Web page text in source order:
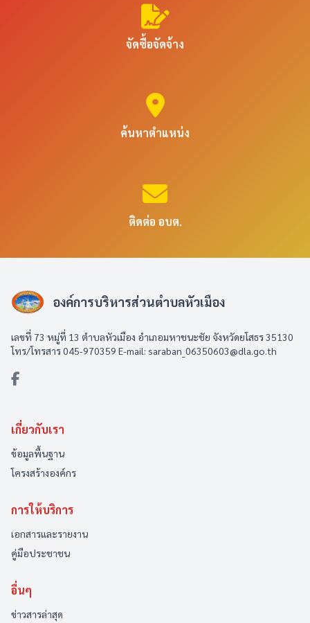
จัดซื้อจัดจ้าง
ค้นหาตำแหน่ง
ติดต่อ อบต.
องค์การบริหารส่วนตำบลหัวเมือง
เลขที่ 73 หมู่ที่ 13 ตำบลหัวเมือง อำเภอมหาชนะชัย จังหวัดยโสธร 35130
โทร/โทรสาร 045-970359 E-mail: saraban_06350603@dla.go.th
เกี่ยวกับเรา
ข้อมูลพื้นฐาน
โครงสร้างองค์กร
การให้บริการ
เอกสารและรายงาน
คู่มือประชาชน
อื่นๆ
ข่าวสารล่าสุด